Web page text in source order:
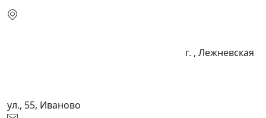
г. , Лежневская
ул., 55, Иваново